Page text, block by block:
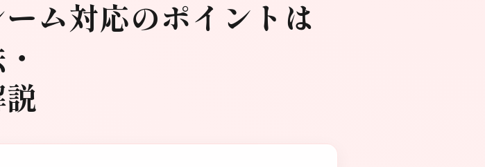
ム対応のポイントは